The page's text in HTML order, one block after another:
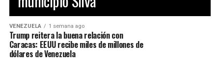
VENEZUELA 1 semana ago
Trump reitera la buena relación con
Caracas: EEUU recibe miles de millones de
dólares de Venezuela